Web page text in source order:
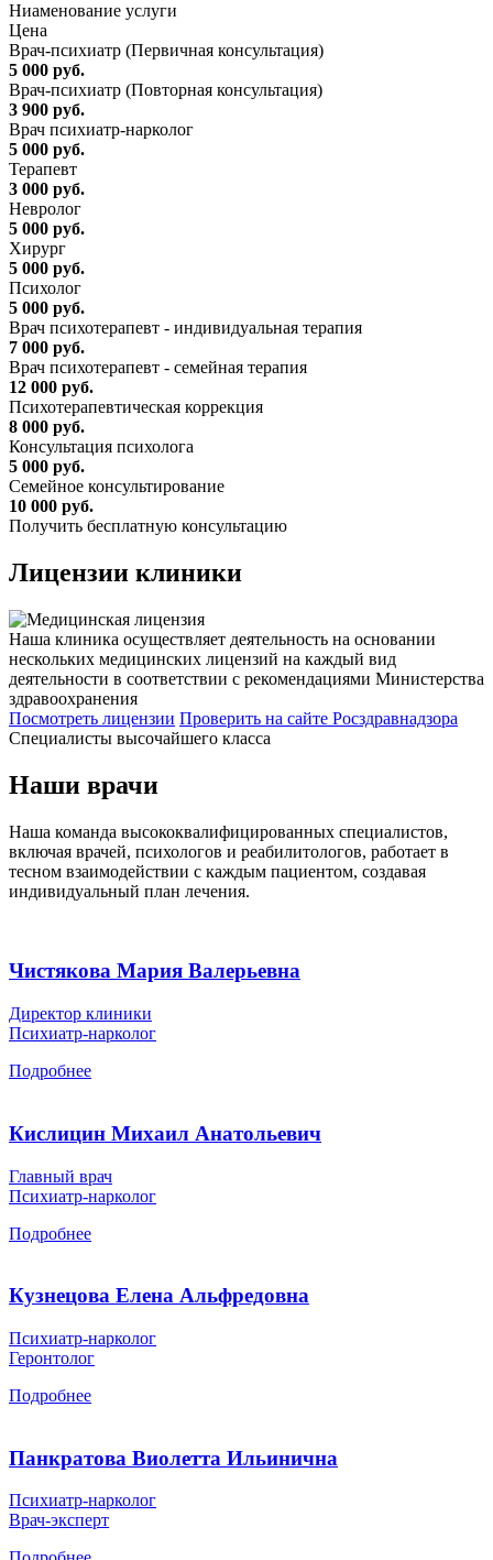
Ниaменование услуги
Цена
Врач-психиатр (Первичная консультация)
5 000 руб.
Врач-психиатр (Повторная консультация)
3 900 руб.
Врач психиатр-нарколог
5 000 руб.
Терапевт
3 000 руб.
Невролог
5 000 руб.
Хирург
5 000 руб.
Психолог
5 000 руб.
Врач психотерапевт - индивидуальная терапия
7 000 руб.
Врач психотерапевт - семейная терапия
12 000 руб.
Психотерапевтическая коррекция
8 000 руб.
Консультация психолога
5 000 руб.
Семейное консультирование
10 000 руб.
Получить бесплатную консультацию
Лицензии клиники
Наша клиника осуществляет деятельность на основании
нескольких медицинских лицензий на каждый вид
деятельности в соответствии с рекомендациями Министерства
здравоохранения
Посмотреть лицензии Проверить на сайте Росздравнадзора
Специалисты высочайшего класса
Наши врачи
Наша команда высококвалифицированных специалистов,
включая врачей, психологов и реабилитологов, работает в
тесном взаимодействии с каждым пациентом, создавая
индивидуальный план лечения.
Чистякова Мария Валерьевна
Директор клиники
Психиатр-нарколог
Подробнее
Кислицин Михаил Анатольевич
Главный врач
Психиатр-нарколог
Подробнее
Кузнецова Елена Альфредовна
Психиатр-нарколог
Геронтолог
Подробнее
Панкратова Виолетта Ильинична
Психиатр-нарколог
Врач-эксперт